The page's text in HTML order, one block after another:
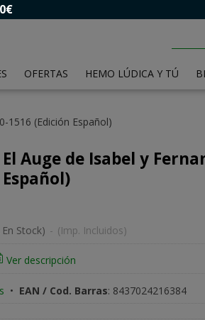
OFERTAS HEMO LÚDICA Y TÚ
1516 (Edición Español)
Auge de Isabel y
En Stock) - (Imp. Incluidos)
Ver descripción
• EAN / Cod. Barras: 8437024216384